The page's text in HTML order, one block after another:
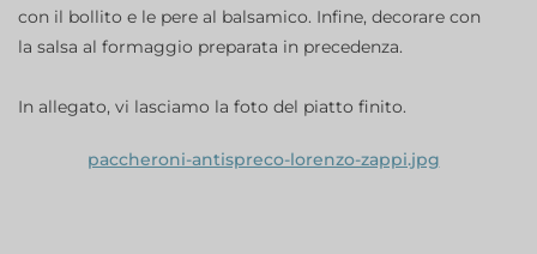
con il bollito e le pere al balsamico. Infine, decorare con
la salsa al formaggio preparata in precedenza.
In allegato, vi lasciamo la foto del piatto finito.
paccheroni-antispreco-lorenzo-zappi.jpg